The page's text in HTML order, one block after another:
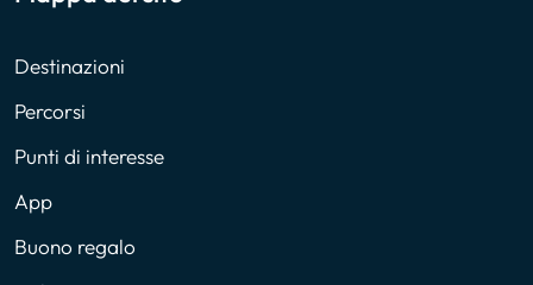
Destinazioni
Percorsi
Punti di interesse
App
Buono regalo